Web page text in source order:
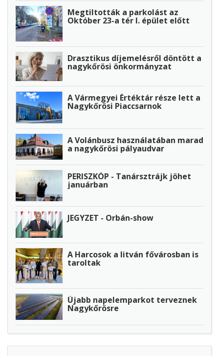
Megtiltották a parkolást az
Október 23-a tér I. épület előtt
Drasztikus díjemelésről döntött a
nagykőrösi önkormányzat
A Vármegyei Értéktár része lett a
Nagykőrösi Piaccsarnok
A Volánbusz használatában marad
a nagykőrösi pályaudvar
PERISZKÓP - Tanársztrájk jöhet
januárban
JEGYZET - Orbán-show
A Harcosok a litván fővárosban is
taroltak
Újabb napelemparkot terveznek
Nagykőrösre